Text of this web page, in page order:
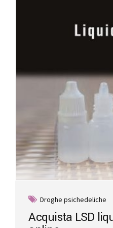
page
Droghe psichedeliche
Acquista LSD